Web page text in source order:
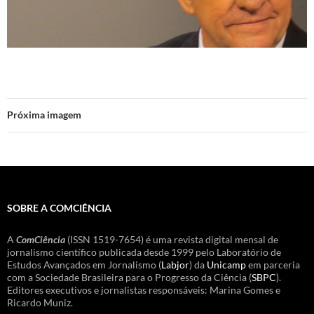
Próxima imagem
SOBRE A COMCIÊNCIA
A ComCiência (ISSN 1519-7654) é uma revista digital mensal de
jornalismo científico publicada desde 1999 pelo Laboratório de
Estudos Avançados em Jornalismo (Labjor) da Unicampem parceria
com a Sociedade Brasileira para o Progresso da Ciência (SBPC).
Editores executivos e jornalistas responsáveis: Marina Gomes e
Ricardo Muniz.